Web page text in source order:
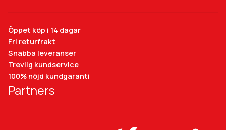
Öppet köp i 14 dagar
Fri returfrakt
Snabba leveranser
Trevlig kundservice
100% nöjd kundgaranti
Partners